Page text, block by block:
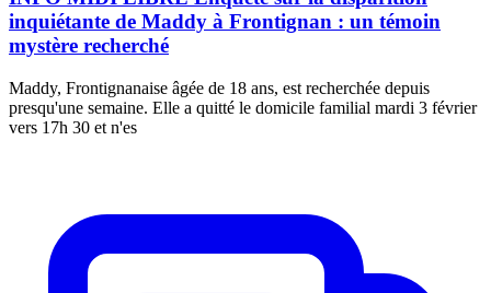
inquiétante de Maddy à Frontignan : un témoin
mystère recherché
Maddy, Frontignanaise âgée de 18 ans, est recherchée depuis
presqu'une semaine. Elle a quitté le domicile familial mardi 3 février
vers 17h 30 et n'es